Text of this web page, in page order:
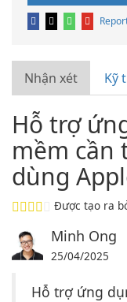
Nhận xét Kỹ
Hỗ trợ
mềm cần
dùng
Được tạo ra
Minh Ong
25/04/2025
Hỗ trợ ứng